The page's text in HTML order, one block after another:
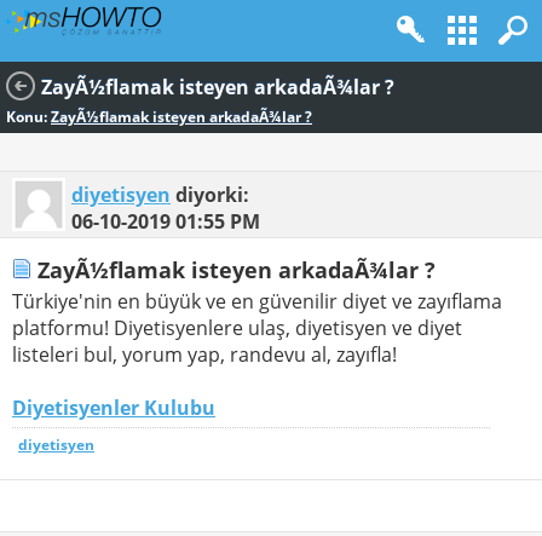
ZayÃ½flamak isteyen arkadaÃ¾lar ?
Konu:ZayÃ½flamak isteyen arkadaÃ¾lar ?
diyetisyen diyorki:
06-10-201901:55 PM
ZayÃ½flamak isteyen arkadaÃ¾lar ?
Türkiye'nin en büyük ve en güvenilir diyet ve zayıflama
platformu! Diyetisyenlere ulaş, diyetisyen ve diyet
listeleri bul, yorum yap, randevu al, zayıfla!
Diyetisyenler Kulubu
diyetisyen